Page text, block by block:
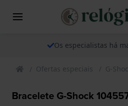
Os especialistas há
Ofertas especiais G-
Bracelete G-Shock